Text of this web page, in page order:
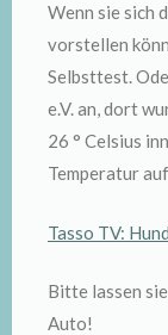
Wenn sie sich
vorstellen
Selbsttest.
e.V. an, dort
26 ° Celsius
Temperatur
Tasso TV:
Bitte lassen
Auto!